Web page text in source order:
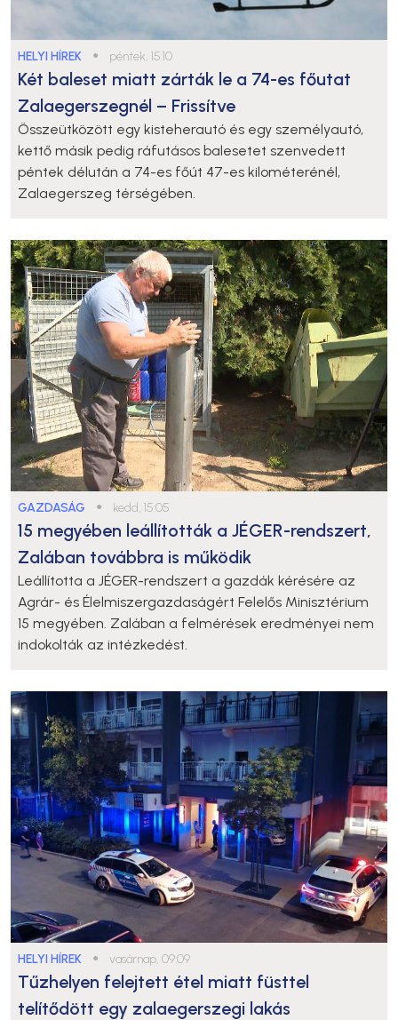
HELYI HÍREK ● péntek, 15:10
Két baleset miatt zárták le a 74-es főutat
Zalaegerszegnél – Frissítve
Összeütközött egy kisteherautó és egy személyautó,
kettő másik pedig ráfutásos balesetet szenvedett
péntek délután a 74-es főút 47-es kilométerénél,
Zalaegerszeg térségében.
GAZDASÁG ● kedd, 15:05
15 megyében leállították a JÉGER-rendszert,
Zalában továbbra is működik
Leállította a JÉGER-rendszert a gazdák kérésére az
Agrár- és Élelmiszergazdaságért Felelős Minisztérium
15 megyében. Zalában a felmérések eredményei nem
indokolták az intézkedést.
HELYI HÍREK ● vasárnap, 09:09
Tűzhelyen felejtett étel miatt füsttel
telítődött egy zalaegerszegi lakás